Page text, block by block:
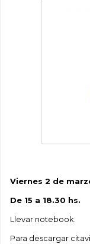
Viernes 2 de
De 15 a 18.30 hs.
Llevar notebook.
Para descargar